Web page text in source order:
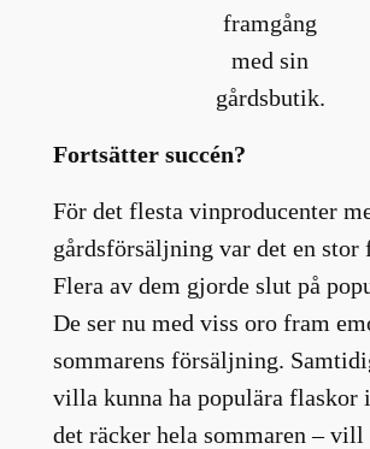
framgång
med sin
gårdsbutik.
Fortsätter succén?
För det flesta vinproducenter
gårdsförsäljning var det en stor
Flera av dem gjorde slut på
De ser nu med viss oro fram
sommarens försäljning.
villa kunna ha populära flaskor
det räcker hela sommaren – vill